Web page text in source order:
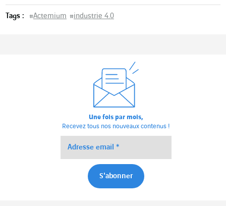
Tags : #Actemium #industrie 4.0
Une fois par mois,
Recevez tous nos nouveaux contenus !